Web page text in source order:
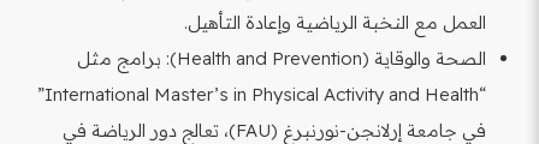
العمل مع النخبة الرياضية وإعادة التأهيل.
الصحة والوقاية (Health and Prevention): برامج مثل
“International Master’s in Physical Activity and Health”
في جامعة إرلانجن-نورنبرغ (FAU)، تعالج دور الرياضة في